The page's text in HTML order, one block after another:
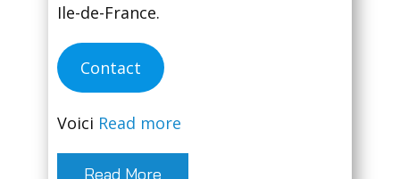
Ile-de-France.
Contact
Voici Read more
Read More